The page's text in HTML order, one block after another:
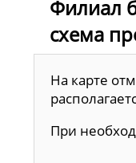
Филиал
схема
На карте
При